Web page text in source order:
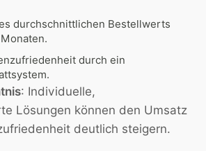
durchschnittlichen Bestellwerts
durch ein
: Individuelle,
Lösungen können den Umsatz
deutlich steigern.